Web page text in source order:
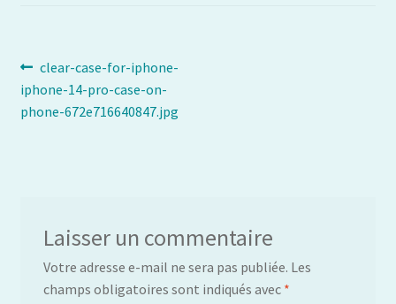
Navigation
de
Article
précédent :
clear-case-for-iphone-
iphone-14-pro-case-on-
phone-672e716640847.jpg
Laisser un commentaire
Votre adresse e-mail ne sera pas publiée. Les
champs obligatoires sont indiqués avec *